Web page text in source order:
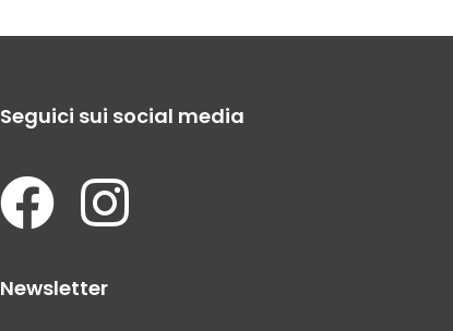
Seguici sui social media
Newsletter